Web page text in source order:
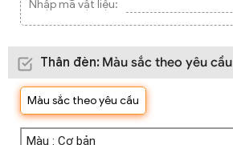
Nhập mã vật liệu:
Thân đèn: Màu sắc theo yêu cầu
Màu sắc theo yêu cầu